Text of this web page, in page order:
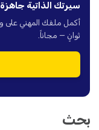
سيرتك الذاتية
أكمل ملفك المهني على
ثوانٍ — مجاناً.
بحث